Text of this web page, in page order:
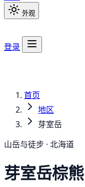
外观
登录
首页
地区
芽室岳
山岳与徒步 · 北海道
芽室岳棕熊